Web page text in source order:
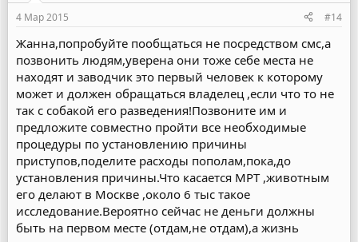
4 Мар 2015 #14
Жанна,попробуйте пообщаться не посредством смс,а
позвонить людям,уверена они тоже себе места не
находят и заводчик это первый человек к которому
может и должен обращаться владелец ,если что то не
так с собакой его разведения!Позвоните им и
предложите совместно пройти все необходимые
процедуры по установлению причины
приступов,поделите расходы пополам,пока,до
установления причины.Что касается МРТ ,животным
его делают в Москве ,около 6 тыс такое
исследование.Вероятно сейчас не деньги должны
быть на первом месте (отдам,не отдам),а жизнь